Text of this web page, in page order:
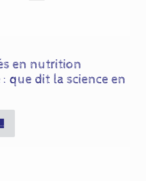
en nutrition
que dit la science en